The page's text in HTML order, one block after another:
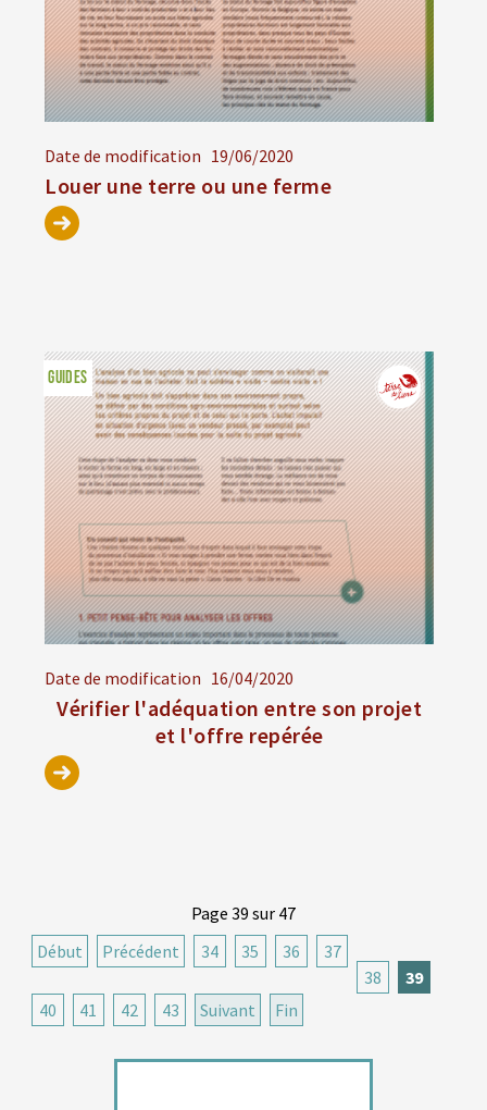
Date de modification 19/06/2020
Louer une terre ou une ferme
Date de modification 16/04/2020
Vérifier l'adéquation entre son projet
et l'offre repérée
GUIDES
Page 39 sur 47
Début
Précédent 34 35 36
37
38
39
40
41 42 43 Suivant Fin